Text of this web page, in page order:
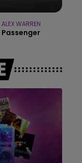
ALEX WARREN
Passenger